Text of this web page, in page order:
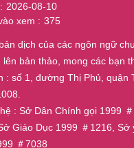
2026-08-10
xem
375
dịch của các ngôn ngữ
lên bản thảo, mong các bạn
: số 1, đường Thị Phủ, quận
: Sở Dân Chính gọi 1999
Giáo Dục 1999 ＃1216, Sở
＃7038